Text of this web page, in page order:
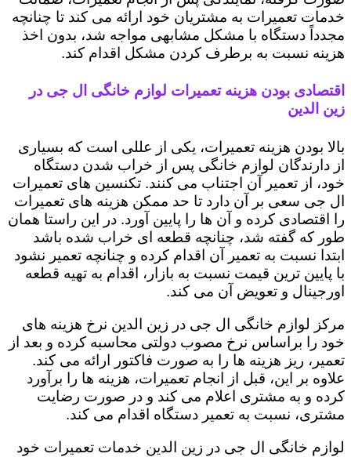
خدمات تعمیرات به مشتریان خود ارائه می کند تا چنانچه
مجدداً دستگاه با مشکل مشابهی مواجه شد، بدون اخذ
هزینه نسبت به برطرف کردن مشکل اقدام کند.
اقتصادی بودن هزینه تعمیرات لوازم خانگی ال جی در
زین الدین
بالا بودن هزینه تعمیرات، یکی از عللی است که بسیاری
از دارندگان لوازم خانگی پس از خراب شدن دستگاه
خود، از تعمیر آن اجتناب می کنند. تکنسین های تعمیرات
ال جی سعی بر آن دارد تا حد ممکن هزینه های تعمیرات
را اقتصادی کرده و آن ها را پایین آورد. در این راستا همان
طور که گفته شد، چنانچه قطعه ای خراب شده باشد
ابتدا نسبت به تعمیر آن اقدام کرده و چنانچه تعمیر نشود
با پایین ترین قیمت نسبت به بازار، اقدام به تهیه قطعه
اورجینال و تعویض آن می کند.
مرکز لوازم خانگی ال جی در زین الدین نرخ هزینه های
خود را براساس نرخ مصوب دولتی محاسبه کرده و بعد از
تعمیر، ریز هزینه ها را به صورت فاکتور ارائه می کند.
علاوه بر این، قبل از انجام تعمیرات، هزینه ها را برآورد
کرده و به مشتری اعلام می کند و در صورت رضایت
مشتری، نسبت به تعمیر دستگاه اقدام می کند.
لوازم خانگی ال جی در زین الدین خدمات تعمیرات خود